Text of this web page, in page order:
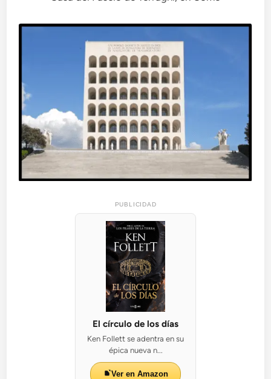
PUBLICIDAD
El círculo de los días
Ken Follett se adentra en su
épica nueva n...
Ver en Amazon